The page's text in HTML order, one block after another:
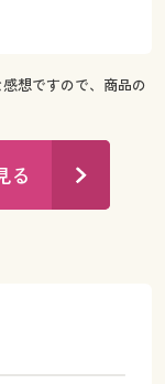
想ですので、商品の
る